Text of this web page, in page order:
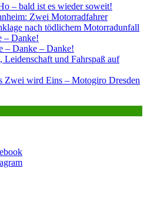
– bald ist es wieder soweit!
Zwei Motorradfahrer
nach tödlichem Motorradunfall
– Danke!
– Danke – Danke!
Leidenschaft und Fahrspaß auf
Zwei wird Eins – Motogiro Dresden